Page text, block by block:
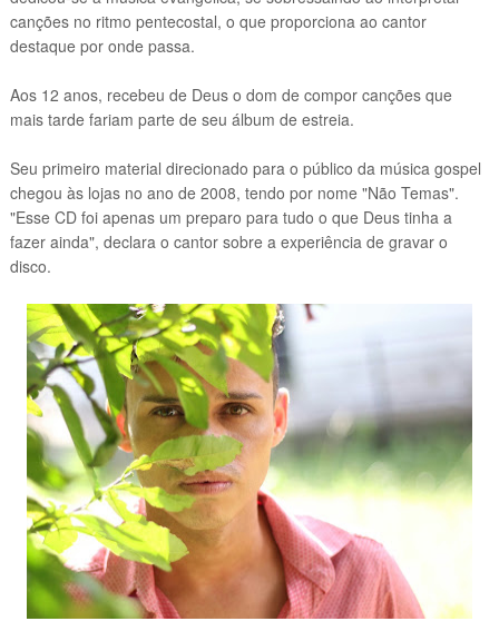
canções no ritmo pentecostal, o que proporciona ao cantor
destaque por onde passa.
Aos 12 anos, recebeu de Deus o dom de compor canções que
mais tarde fariam parte de seu álbum de estreia.
Seu primeiro material direcionado para o público da música gospel
chegou às lojas no ano de 2008, tendo por nome "Não Temas".
"Esse CD foi apenas um preparo para tudo o que Deus tinha a
fazer ainda", declara o cantor sobre a experiência de gravar o
disco.